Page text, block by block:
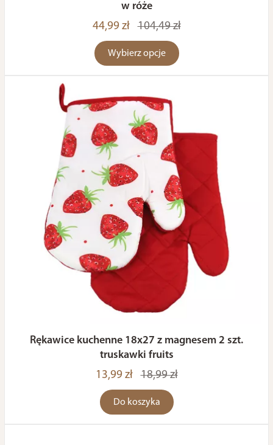
w róże
44,99 zł
104,49 zł
Wybierz opcje
Rękawice kuchenne 18x27 z magnesem 2 szt.
truskawki fruits
13,99 zł
18,99 zł
Do koszyka